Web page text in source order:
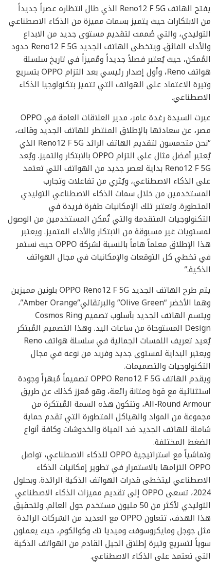
يفتح الهاتف Reno12 F 5G الذي طال انتظاره عصراً جديداً
من الابتكارات حيث يتميز بسمات مميزة من الذكاء الاصطناعي
التوليدي، والتي صُممت لتقديم مستوى جديد من الابداع
والأداء الفائق. ويتخطى الهاتف الجديد Reno12 F 5G حدود
المُمكن، حيث يُعتبر فصلاً جديداً ومُميزاً في تاريخ سلسلة
هواتف Reno، وأول إصدار رئيسي بعد التزام OPPO بتسريع
وتيرة الاعتماد على الهواتف التي تتميز بتكنولوجيا الذكاء
الاصطناعي.
عبرت السيدة رغدة عامر، مدير العلاقات العامة في OPPO
مصر، عن سعادتها بالإطلاق المنتظر للهاتف الجديد وقالت،
“نحن متحمسون لتقديم الهاتف الرائد Reno12 F 5G الذي
يُعتبر أفضل مثال على التزام OPPO بالابتكار والتميز. ويُعد
Reno12 F 5G بداية لعصر جديد من الهواتف التي تعتمد
على الذكاء الاصطناعي، ويُثري من تفاعلات وتجارب
المستخدمين من خلال سمات الذكاء الاصطناعي التوليدي
المتطورة. وتعتبر تلك الإمكانيات طفرة فريدة في
التكنولوجيات المتقدمة والتي تُمكن المستخدمين من الوصول
لمستويات غير مسبوقة من الابتكار والأداء المتميز. ويعتبر
هذا الإطلاق معلماً هاماً بالنسبة لشركة OPPO حيث نستمر
في تخطي كل التوقعات والإمكانيات في مجال الهواتف
الذكية.”
يتم طرح الهاتف الجديد OPPO Reno12 F 5G بلونين مميزين
وهما الأخضر “Olive Green” والبرتقالي”Amber Orange”،
ويتسم الهاتف الجديد بأسلوب تصميم Cosmos Ring
Design المستوحاة من ساعات اليد. وهذا التصميم المُبتكر
يُعيد تعريف اللمسات الجمالية في سلسلة هواتف Reno
ويعتبر البداية لمستوى جديد وفريد من نوعه في مجال
التكنولوجيات والتصميمات.
ويقدم الهاتف OPPO Reno12 F 5G تصميماً مُبهراً وجودة
استثنائية مع قوة ومتانة رائعة، وهو مُعزز كذلك عن طريق
All-Round Armour، وتتكون هذه السمة المُبتكرة من
مجموعة من المواد والهياكل المتطورة التي تقدم حماية
شاملة للهاتف الجديد ضد المياة والخدوشات وكافة أنواع
الضغط المختلفة.
وتماشياً مع استراتيجية OPPO للذكاء الاصطناعي، تواصل
OPPO التزامها بالاستمرار في تطوير إمكانيات الذكاء
الاصطناعي ليتخطى قدرات الهواتف الذكية الرائدة. وبحلول
2024، تسعى OPPO إلى تقديم مميزات الذكاء الاصطناعي
التوليدي لأكثر من 50 مليون مستخدم حول العالم. ولتحقيق
هذا الهدف، تتعاون OPPO مع العديد من الشركات الرائدة
مثل جوجل ومايكروسوفت وميديا تك وكوالكوم، حيث يعملون
سوياً لتسريع وتيرة إطلاق الجيل القادم من الهواتف الذكية
التي تعتمد على الذكاء الاصطناعي.